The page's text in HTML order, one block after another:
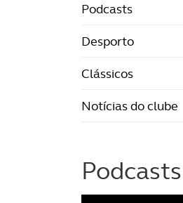
Podcasts
Desporto
Clássicos
Notícias do clube
Podcasts